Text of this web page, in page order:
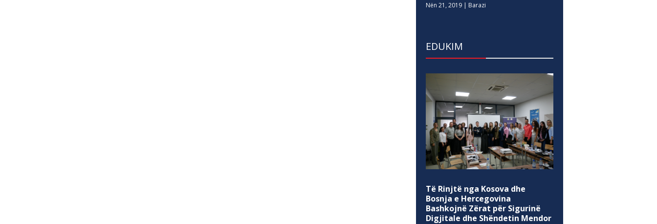
Nën 21, 2019 | Barazi
EDUKIM
Të Rinjtë nga Kosova dhe
Bosnja e Hercegovina
Bashkojnë Zërat për Sigurinë
Digjitale dhe Shëndetin Mendor